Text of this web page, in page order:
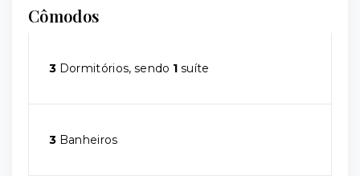
Cômodos
3 Dormitórios, sendo 1 suíte
3 Banheiros